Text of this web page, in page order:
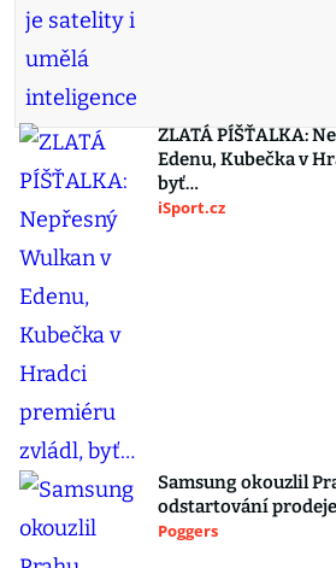
ZLATÁ PÍŠŤALKA:
Edenu, Kubečka v
byť…
iSport.cz
Samsung okouzlil
odstartování
Poggers